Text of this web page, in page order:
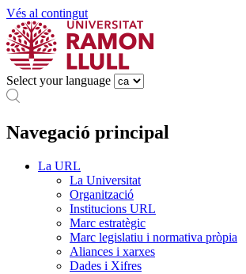
Vés al contingut
Select your language
Navegació principal
La URL
La Universitat
Organització
Institucions URL
Marc estratègic
Marc legislatiu i normativa pròpia
Aliances i xarxes
Dades i Xifres